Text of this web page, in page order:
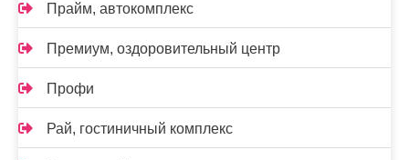
Прайм, автокомплекс
Премиум, оздоровительный центр
Профи
Рай, гостиничный комплекс